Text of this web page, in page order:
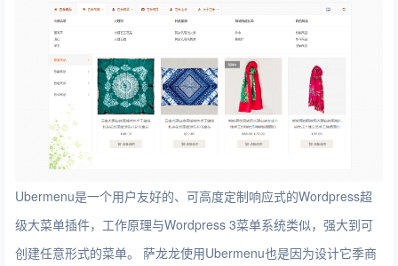
Ubermenu是一个用户友好的、可高度定制响应式的Wordpress超
级大菜单插件，工作原理与Wordpress 3菜单系统类似，强大到可
创建任意形式的菜单。 萨龙龙使用Ubermenu也是因为设计它季商